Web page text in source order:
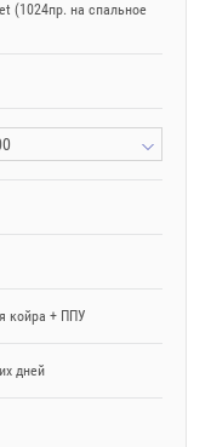
(1024пр. на спальное
койра + ППУ
дней